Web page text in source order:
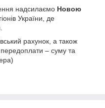
надсилаємо Новою
України, де
рахунок, а також
– суму та